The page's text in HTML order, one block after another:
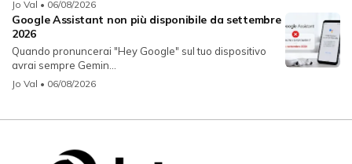
Jo Val • 06/08/2026
Google Assistant non più disponibile da settembre
2026
Quando pronuncerai "Hey Google" sul tuo dispositivo
avrai sempre Gemin...
Jo Val • 06/08/2026